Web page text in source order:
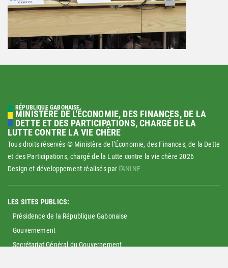
RÉPUBLIQUE GABONAISE
MINISTÈRE DE L'ÉCONOMIE, DES FINANCES, DE LA
DETTE ET DES PARTICIPATIONS, CHARGÉ DE LA
LUTTE CONTRE LA VIE CHÈRE
Tous droits réservés © Ministère de l'Économie, des Finances, de la Dette
et des Participations, chargé de la Lutte contre la vie chère2026
Design et développement réalisés par l'ANINF
LES SITES PUBLICS:
Présidence de la République Gabonaise
Gouvernement
Secrétariat Général du Gouvernement